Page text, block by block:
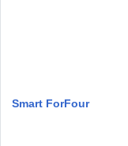
Smart ForFour